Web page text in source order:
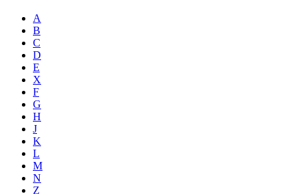
A
B
C
D
E
X
F
G
H
J
K
L
M
N
Z